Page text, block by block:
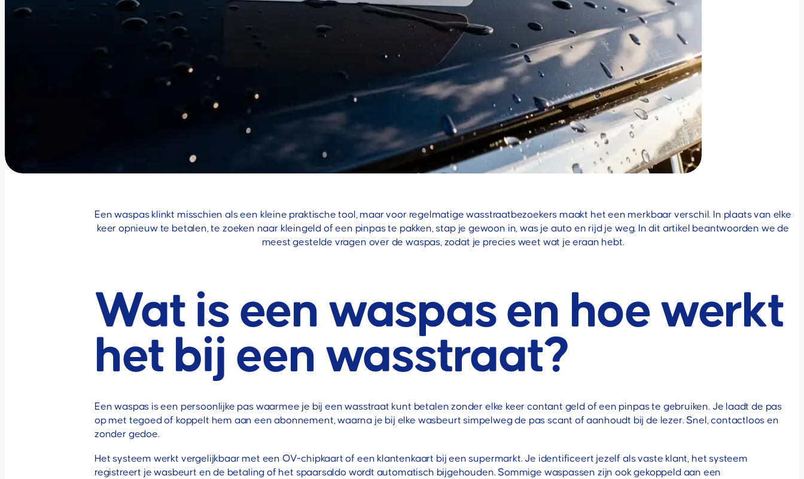
Een waspas klinkt misschien als een kleine praktische tool, maar voor regelmatige wasstraatbezoekers maakt het een merkbaar verschil. In plaats van elke
keer opnieuw te betalen, te zoeken naar kleingeld of een pinpas te pakken, stap je gewoon in, was je auto en rijd je weg. In dit artikel beantwoorden we de
meest gestelde vragen over de waspas, zodat je precies weet wat je eraan hebt.
Wat is een waspas en hoe werkt
het bij een wasstraat?
Een waspas is een persoonlijke pas waarmee je bij een wasstraat kunt betalen zonder elke keer contant geld of een pinpas te gebruiken. Je laadt de pas
op met tegoed of koppelt hem aan een abonnement, waarna je bij elke wasbeurt simpelweg de pas scant of aanhoudt bij de lezer. Snel, contactloos en
zonder gedoe.
Het systeem werkt vergelijkbaar met een OV-chipkaart of een klantenkaart bij een supermarkt. Je identificeert jezelf als vaste klant, het systeem
registreert je wasbeurt en de betaling of het spaarsaldo wordt automatisch bijgehouden. Sommige waspassen zijn ook gekoppeld aan een